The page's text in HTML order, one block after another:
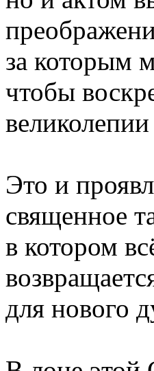
за которым
чтобы
Это и
священное
в котором
для нового